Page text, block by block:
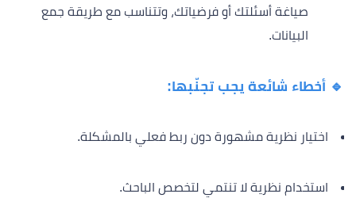
صياغة أسئلتك أو فرضياتك، وتتناسب مع طريقة جمع
البيانات.
🔹 أخطاء شائعة يجب تجنّبها:
اختيار نظرية مشهورة دون ربط فعلي بالمشكلة.
استخدام نظرية لا تنتمي لتخصص الباحث.